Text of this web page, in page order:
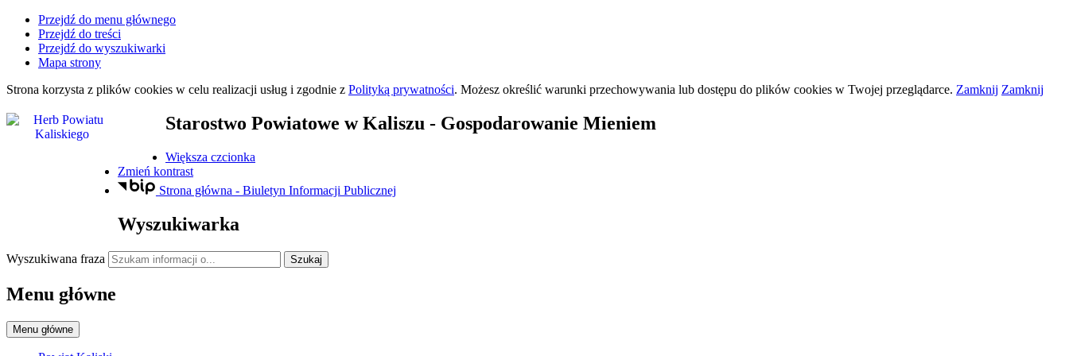
Przejdź do menu głównego
Przejdź do treści
Przejdź do wyszukiwarki
Mapa strony
Strona korzysta z plików cookies w celu realizacji usług i zgodnie z Polityką prywatności. Możesz określić warunki przechowywania lub dostępu do plików cookies w Twojej przeglądarce. Zamknij Zamknij
Starostwo Powiatowe w Kaliszu - Gospodarowanie Mieniem
Większa czcionka
Zmień kontrast
Strona główna - Biuletyn Informacji Publicznej
Wyszukiwarka
Wyszukiwana fraza Szukaj
Menu główne
Menu główne